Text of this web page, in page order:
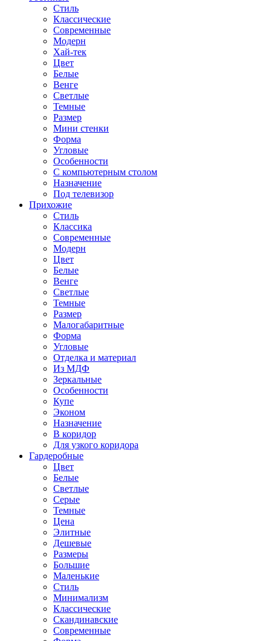
Стиль
Классические
Современные
Модерн
Хай-тек
Цвет
Белые
Венге
Светлые
Темные
Размер
Мини стенки
Форма
Угловые
Особенности
С компьютерным столом
Назначение
Под телевизор
Прихожие
Стиль
Классика
Современные
Модерн
Цвет
Белые
Венге
Светлые
Темные
Размер
Малогабаритные
Форма
Угловые
Отделка и материал
Из МДФ
Зеркальные
Особенности
Купе
Эконом
Назначение
В коридор
Для узкого коридора
Гардеробные
Цвет
Белые
Светлые
Серые
Темные
Цена
Элитные
Дешевые
Размеры
Большие
Маленькие
Стиль
Минимализм
Классические
Скандинавские
Современные